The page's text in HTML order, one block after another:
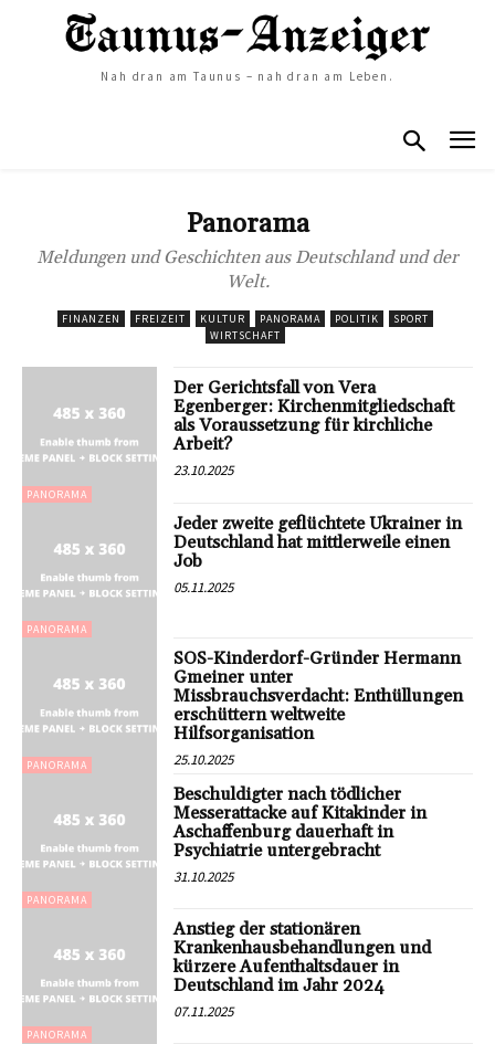
Nah dran am Taunus – nah dran am Leben.
Panorama
Meldungen und Geschichten aus Deutschland und der
Welt.
FINANZEN FREIZEIT KULTUR PANORAMA POLITIK
SPORT
WIRTSCHAFT
PANORAMA
Der Gerichtsfall von Vera
Egenberger: Kirchenmitgliedschaft
als Voraussetzung für kirchliche
Arbeit?
23.10.2025
PANORAMA
Jeder zweite geflüchtete Ukrainer in
Deutschland hat mittlerweile einen
Job
05.11.2025
PANORAMA
SOS-Kinderdorf-Gründer Hermann
Gmeiner unter
Missbrauchsverdacht: Enthüllungen
erschüttern weltweite
Hilfsorganisation
25.10.2025
PANORAMA
Beschuldigter nach tödlicher
Messerattacke auf Kitakinder in
Aschaffenburg dauerhaft in
Psychiatrie untergebracht
31.10.2025
PANORAMA
Anstieg der stationären
Krankenhausbehandlungen und
kürzere Aufenthaltsdauer in
Deutschland im Jahr 2024
07.11.2025